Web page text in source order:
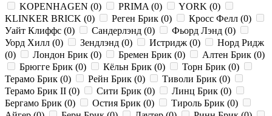
KOPENHAGEN (0) PRIMA (0) YORK (0)
KLINKER BRICK (0) Реген Брик (0) Кросс Фелл (0)
Уайт Клиффс (0) Сандерлэнд (0) Фьорд Лэнд (0)
Уорд Хилл (0) Зендлэнд (0) Истридж (0)
Норд Ридж
(0) Лондон Брик (0) Бремен Брик (0) Алтен Брик (0)
Брюгге Брик (0) Кёльн Брик (0) Торн Брик (0)
Терамо Брик (0) Рейн Брик (0) Тиволи Брик (0)
Терамо Брик II (0) Сити Брик (0) Линц Брик (0)
Бергамо Брик (0) Остия Брик (0) Тироль Брик (0)